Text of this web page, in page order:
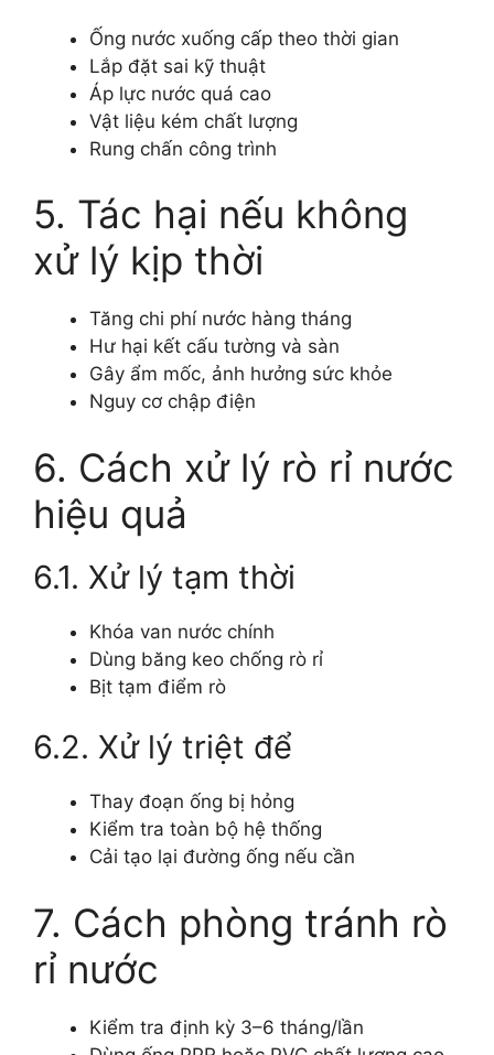
Ống nước xuống cấp theo thời gian
Lắp đặt sai kỹ thuật
Áp lực nước quá cao
Vật liệu kém chất lượng
Rung chấn công trình
5. Tác hại nếu không
xử lý kịp thời
Tăng chi phí nước hàng tháng
Hư hại kết cấu tường và sàn
Gây ẩm mốc, ảnh hưởng sức khỏe
Nguy cơ chập điện
6. Cách xử lý rò rỉ nước
hiệu quả
6.1. Xử lý tạm thời
Khóa van nước chính
Dùng băng keo chống rò rỉ
Bịt tạm điểm rò
6.2. Xử lý triệt để
Thay đoạn ống bị hỏng
Kiểm tra toàn bộ hệ thống
Cải tạo lại đường ống nếu cần
7. Cách phòng tránh rò
rỉ nước
Kiểm tra định kỳ 3–6 tháng/lần